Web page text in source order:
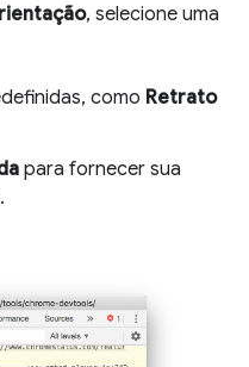
, selecione uma
como Retrato
para fornecer sua